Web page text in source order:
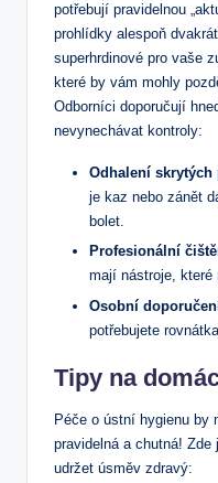
potřebují pravidelnou
prohlídky alespoň
superhrdinové pro vaše
které by vám mohly
Odborníci doporučují
nevynechávat kontroly:
Odhalení skrytých
je kaz nebo zánět
bolet.
Profesionální
mají nástroje, které
Osobní
potřebujete
Tipy na
Péče o ústní hygienu by
pravidelná a chutná!
udržet úsměv zdravý: